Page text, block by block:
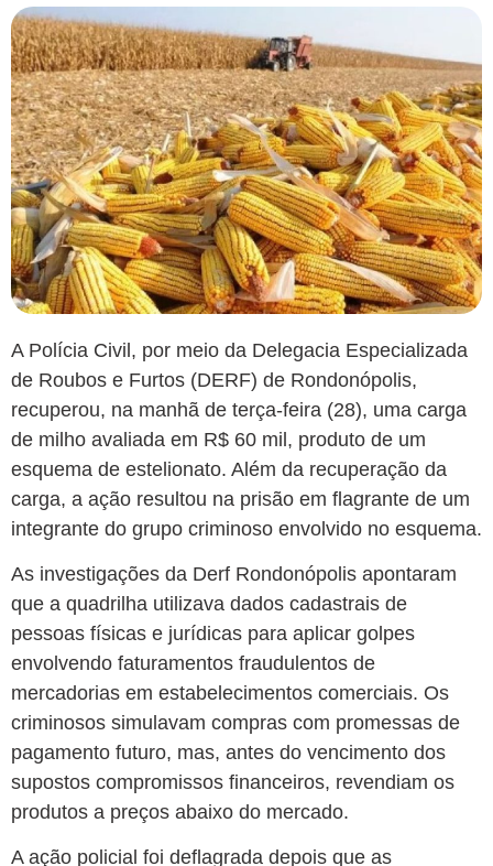
A Polícia Civil, por meio da Delegacia Especializada
de Roubos e Furtos (DERF) de Rondonópolis,
recuperou, na manhã de terça-feira (28), uma carga
de milho avaliada em R$ 60 mil, produto de um
esquema de estelionato. Além da recuperação da
carga, a ação resultou na prisão em flagrante de um
integrante do grupo criminoso envolvido no esquema.
As investigações da Derf Rondonópolis apontaram
que a quadrilha utilizava dados cadastrais de
pessoas físicas e jurídicas para aplicar golpes
envolvendo faturamentos fraudulentos de
mercadorias em estabelecimentos comerciais. Os
criminosos simulavam compras com promessas de
pagamento futuro, mas, antes do vencimento dos
supostos compromissos financeiros, revendiam os
produtos a preços abaixo do mercado.
A ação policial foi deflagrada depois que as